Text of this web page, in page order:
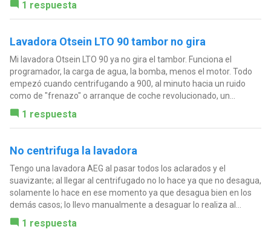
1 respuesta
Lavadora Otsein LTO 90 tambor no gira
Mi lavadora Otsein LTO 90 ya no gira el tambor. Funciona el
programador, la carga de agua, la bomba, menos el motor. Todo
empezó cuando centrifugando a 900, al minuto hacia un ruido
como de "frenazo" o arranque de coche revolucionado, un...
1 respuesta
No centrifuga la lavadora
Tengo una lavadora AEG al pasar todos los aclarados y el
suavizante; al llegar al centrifugado no lo hace ya que no desagua,
solamente lo hace en ese momento ya que desagua bien en los
demás casos; lo llevo manualmente a desaguar lo realiza al...
1 respuesta